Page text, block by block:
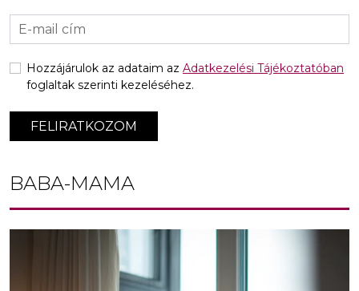
FELIRATKOZOM
Hozzájárulok az adataim az Adatkezelési Tájékoztatóban
foglaltak szerinti kezeléséhez.
BABA-MAMA